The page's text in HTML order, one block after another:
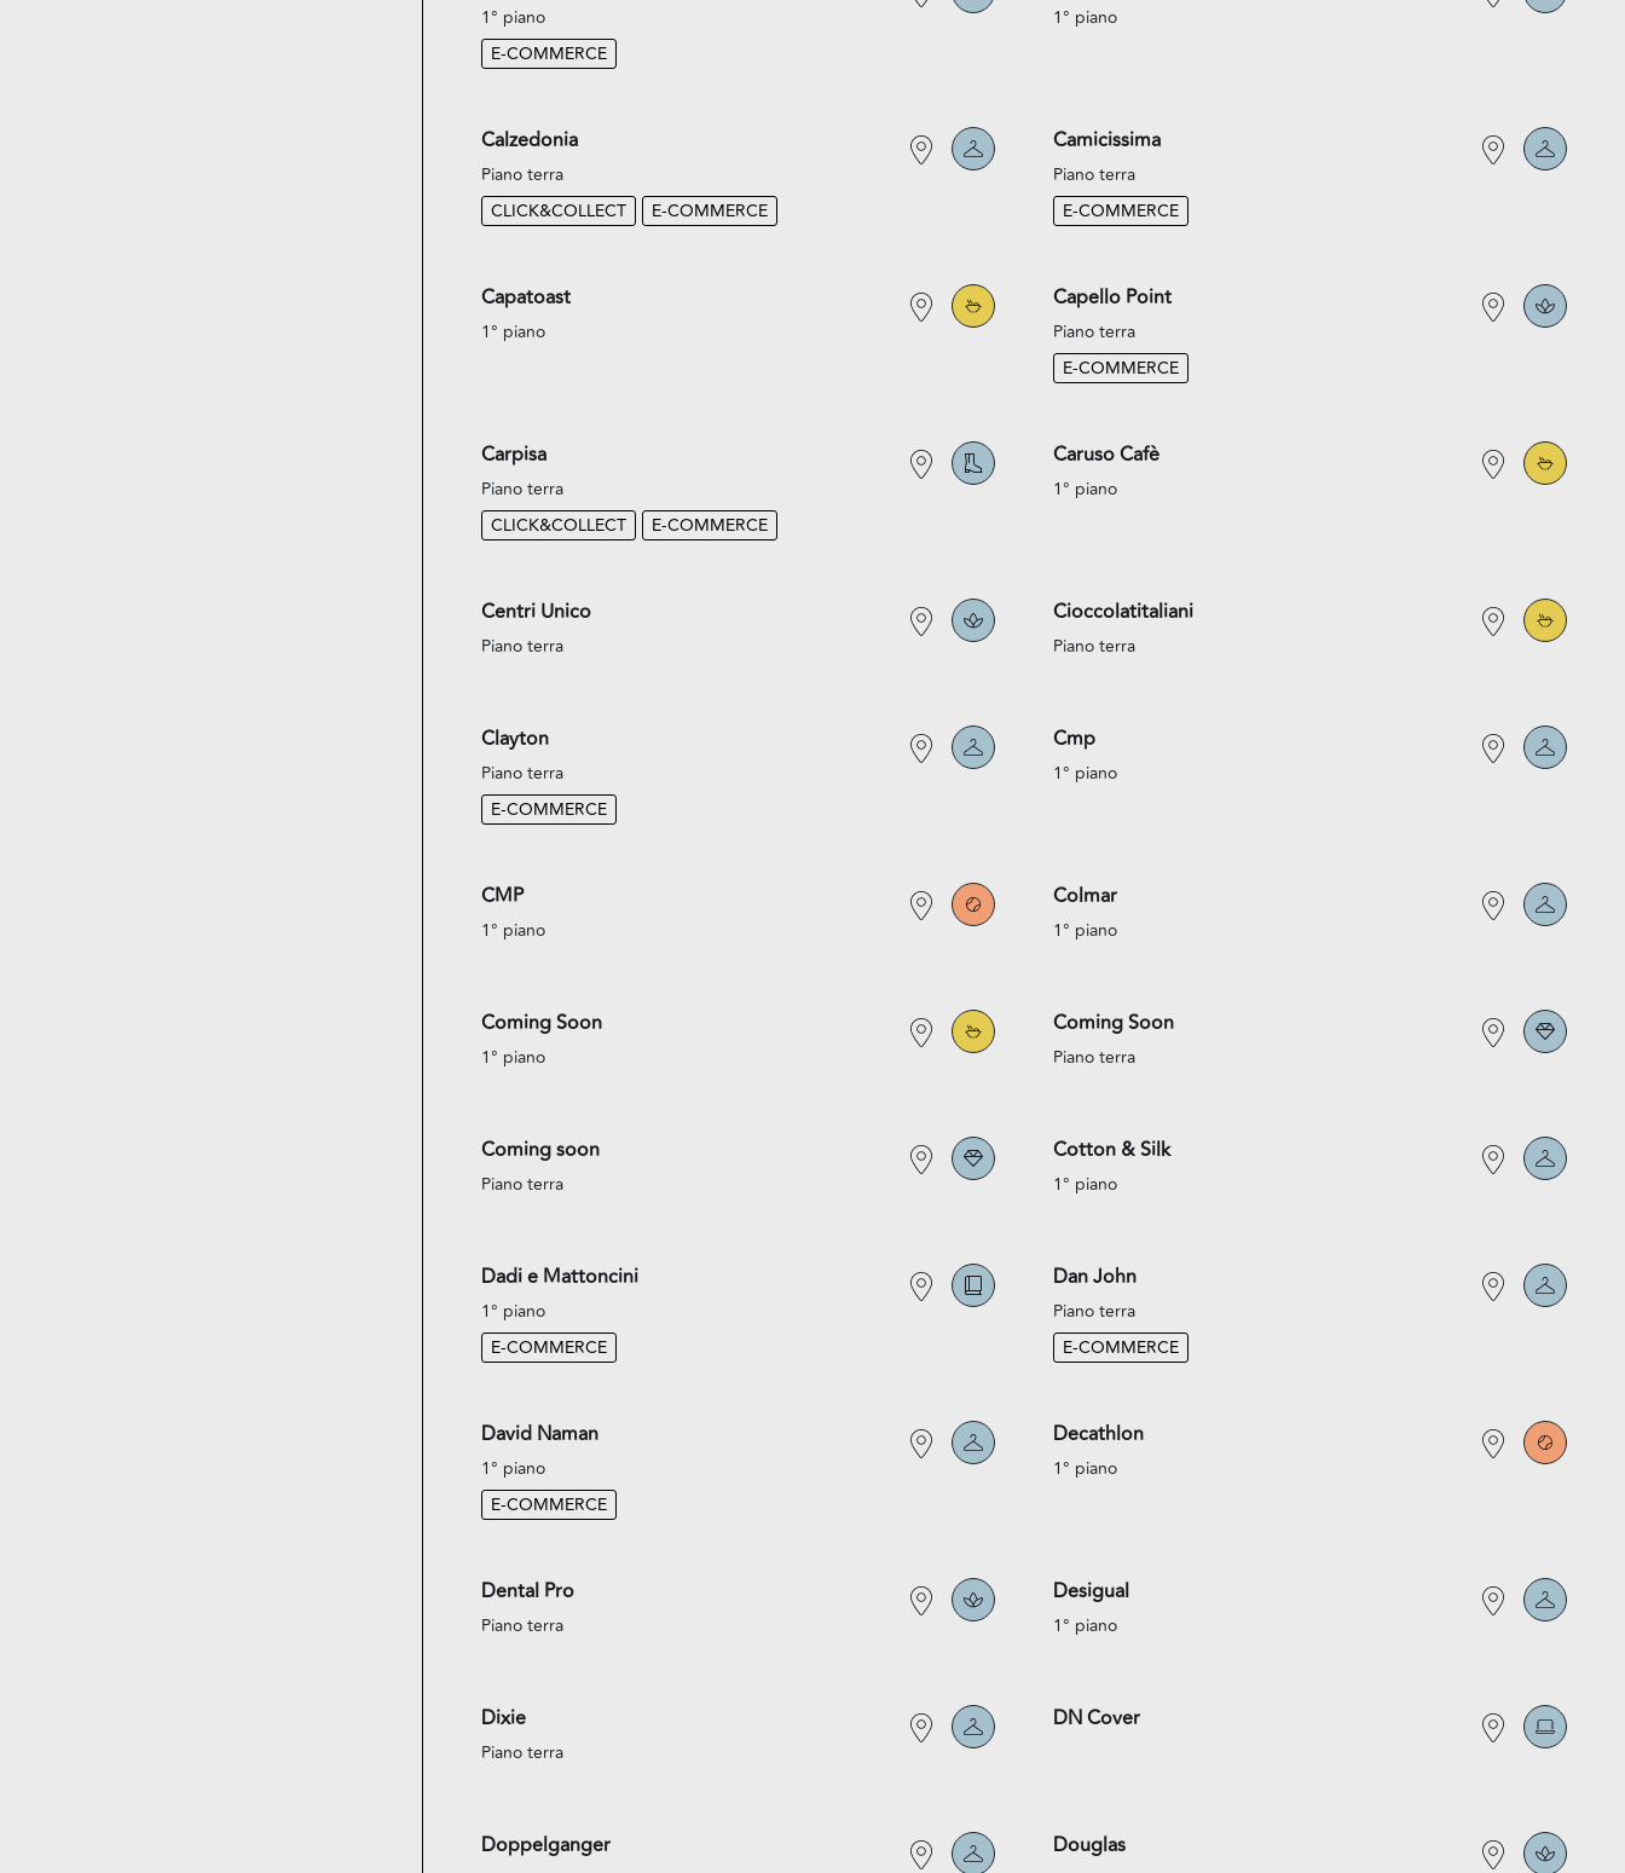
1° piano
E-COMMERCE
1° piano
Calzedonia
Piano terra
CLICK&COLLECT
E-COMMERCE
Camicissima
Piano terra
E-COMMERCE
Capatoast
1° piano
Capello Point
Piano terra
E-COMMERCE
Carpisa
Piano terra
CLICK&COLLECT
E-COMMERCE
Caruso Cafè
1° piano
Centri Unico
Piano terra
Cioccolatitaliani
Piano terra
Clayton
Piano terra
E-COMMERCE
Cmp
1° piano
CMP
1° piano
Colmar
1° piano
Coming Soon
1° piano
Coming Soon
Piano terra
Coming soon
Piano terra
Cotton & Silk
1° piano
Dadi e Mattoncini
1° piano
E-COMMERCE
Dan John
Piano terra
E-COMMERCE
David Naman
1° piano
E-COMMERCE
Decathlon
1° piano
Dental Pro
Piano terra
Desigual
1° piano
Dixie
Piano terra
DN Cover
Doppelganger Douglas